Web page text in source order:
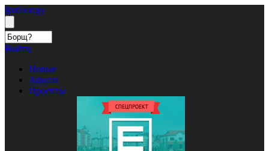
Кублог.ру
Войти
Новые
Афиша
Проекты